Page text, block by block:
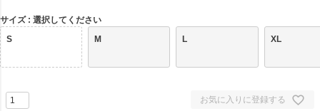
サイズ
選択してください
S
M L XL
お気に入りに登録する